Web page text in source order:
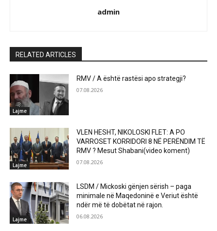
admin
RELATED ARTICLES
Lajme
RMV / A është rastësi apo strategji?
07.08.2026
Lajme
VLEN HESHT, NIKOLOSKI FLET: A PO
VARROSET KORRIDORI 8 NË PERËNDIM TË
RMV ? Mesut Shabani(video koment)
07.08.2026
Lajme
LSDM / Mickoski gënjen sërish – paga
minimale në Maqedoninë e Veriut është
ndër më të dobëtat në rajon.
06.08.2026